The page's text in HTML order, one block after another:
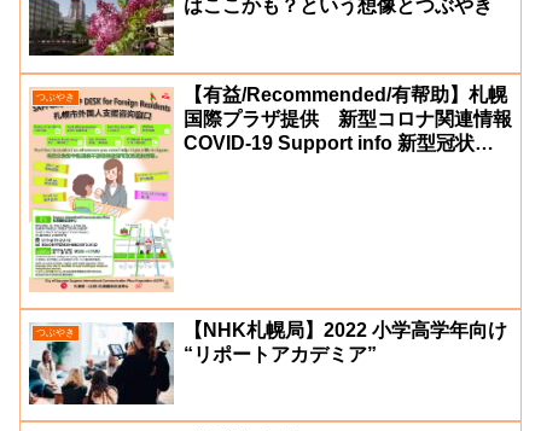
はここかも？という想像とつぶやき
つぶやき
【有益/Recommended/有帮助】札幌
国際プラザ提供 新型コロナ関連情報
COVID-19 Support info 新型冠状肺
つぶやき
【NHK札幌局】2022 小学高学年向け
“リポートアカデミア”